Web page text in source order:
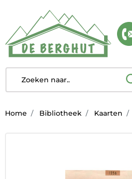
Home Bibliotheek Kaarten